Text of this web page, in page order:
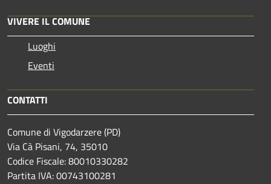
VIVERE IL COMUNE
Luoghi
Eventi
CONTATTI
Comune di Vigodarzere (PD)
Via Cà Pisani, 74, 35010
Codice Fiscale: 80010330282
Partita IVA: 00743100281